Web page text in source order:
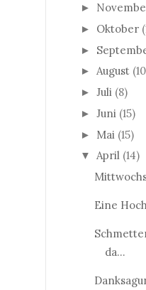
►
► Oktober
►
► August
► Juli (8)
► Juni (15)
► Mai (15)
▼ April (14)
Eine
da...